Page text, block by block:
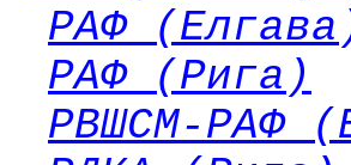
РАФ
РАФ (Рига)
РВШСМ-РАФ